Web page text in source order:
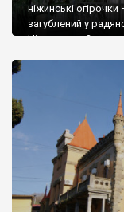
ніжинські
загублений у
Ніжин греки?